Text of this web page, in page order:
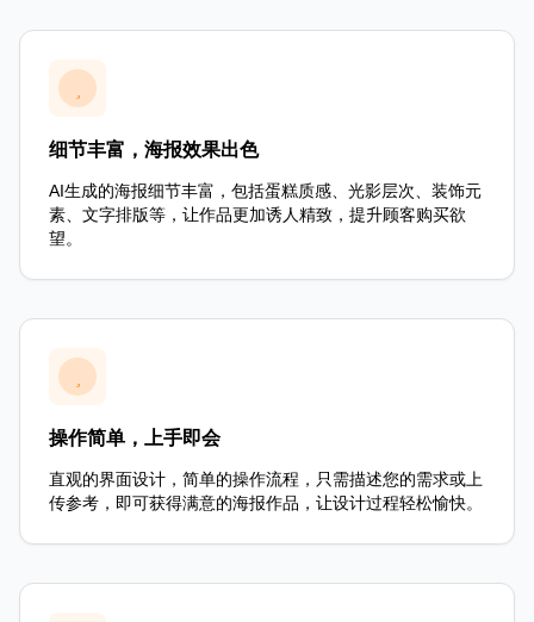
细节丰富，海报效果出色
AI生成的海报细节丰富，包括蛋糕质感、光影层次、装饰元
素、文字排版等，让作品更加诱人精致，提升顾客购买欲
望。
操作简单，上手即会
直观的界面设计，简单的操作流程，只需描述您的需求或上
传参考，即可获得满意的海报作品，让设计过程轻松愉快。